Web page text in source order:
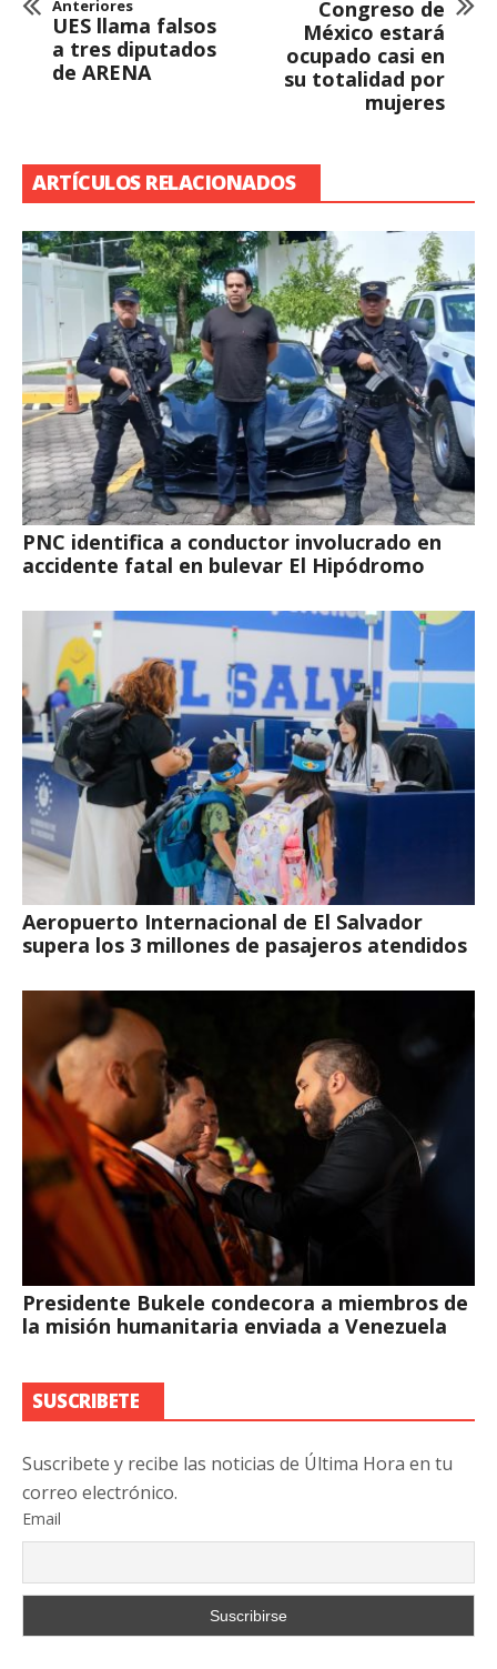
Anteriores
UES llama falsos
a tres diputados
de ARENA
Congreso de
México estará
ocupado casi en
su totalidad por
mujeres
ARTÍCULOS RELACIONADOS
PNC identifica a conductor involucrado en
accidente fatal en bulevar El Hipódromo
Aeropuerto Internacional de El Salvador
supera los 3 millones de pasajeros atendidos
Presidente Bukele condecora a miembros de
la misión humanitaria enviada a Venezuela
SUSCRIBETE
Suscribete y recibe las noticias de Última Hora en tu
correo electrónico.
Email